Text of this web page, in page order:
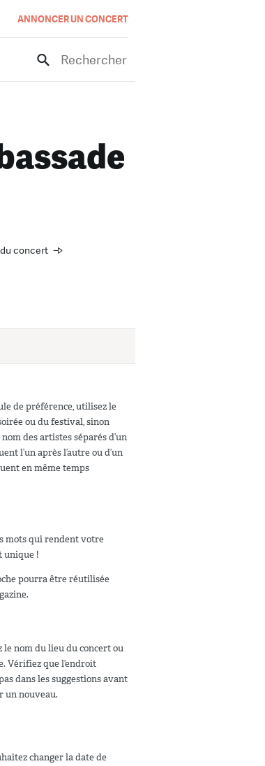
ANNONCER UN CONCERT
Rechercher
concert
de préférence, utilisez le
ou du festival, sinon
des artistes séparés d’un
l’un après l’autre ou d’un
en même temps
mots qui rendent votre
unique !
pourra être réutilisée
le nom du lieu du concert ou
Vérifiez que l’endroit
dans les suggestions avant
un nouveau.
changer la date de